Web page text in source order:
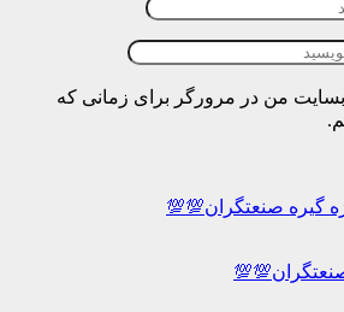
من در مرورگر برای زمانی که